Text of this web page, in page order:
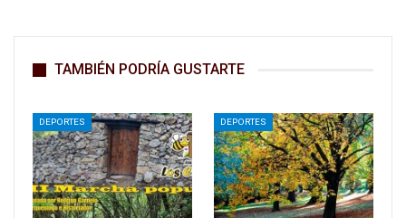
TAMBIÉN PODRÍA GUSTARTE
DEPORTES DEPORTES